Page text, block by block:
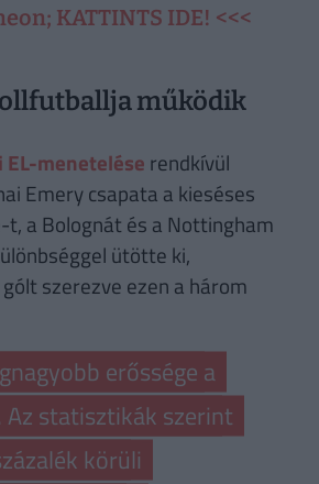
KATTINTS IDE! <<<
működik
EL-menetelése rendkívül
Emery csapata a kieséses
t, a Bolognát és a Nottingham
ütötte ki,
szerezve ezen a három
erőssége a
Az statisztikák szerint
körüli